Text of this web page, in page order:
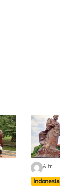
Alfri
Indonesia